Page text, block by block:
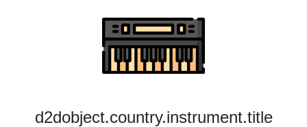
d2dobject.country.instrument.title